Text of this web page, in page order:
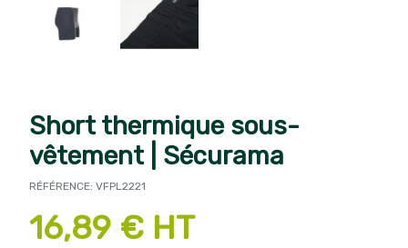
Short thermique sous-
vêtement | Sécurama
RÉFÉRENCE: VFPL2221
16,89 € HT